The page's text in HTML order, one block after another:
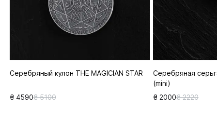
Серебряный кулон THE MAGICIAN STAR
₴ 4590₴ 5100
Серебряная
(mini)
₴ 2000₴ 2220